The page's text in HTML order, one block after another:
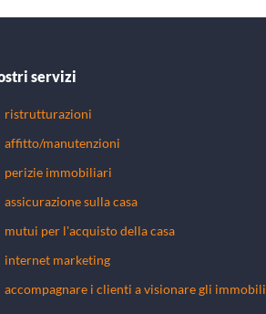
servizi
ristrutturazioni
affitto/manutenzioni
perizie immobiliari
assicurazione sulla casa
mutui per l'acquisto della casa
internet marketing
accompagnare i clienti a visionare gli immobili